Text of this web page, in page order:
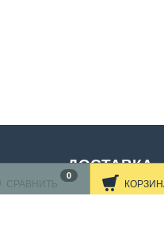
СРАВНИТЬ
0
ДОСТАВКА